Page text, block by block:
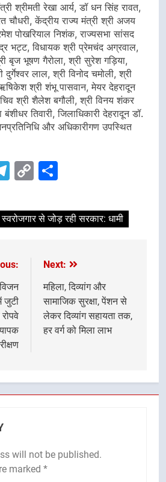
श्रीमती रेखा आर्य, डॉ धन सिंह रावत,
चौधरी, केंद्रीय राज्य मंत्री श्री अजय
पोखरियाल निशंक, राज्यसभा सांसद
भट्ट, विधायक श्री प्रेमचंद अग्रवाल,
बृज भूषण गैरोला, श्री सुरेश गड़िया,
लाल, श्री विनोद चमोली, श्री
श्री शंभू पासवान, मेयर देहरादून
श्री शैलेश बगौली, श्री विनय शंकर
तिवारी, जिलाधिकारी देहरादून डॉ.
और अधिकारीगण उपस्थित
Telegram
Copy
से जोड़ रही सरकार: धामी
जुटी
Next:
महिला, दिव्यांग और
सामाजिक सुरक्षा, पेंशन से
लेकर दिव्यांग सहायता तक,
हर वर्ग को मिला लाभ
will not be published.
marked *